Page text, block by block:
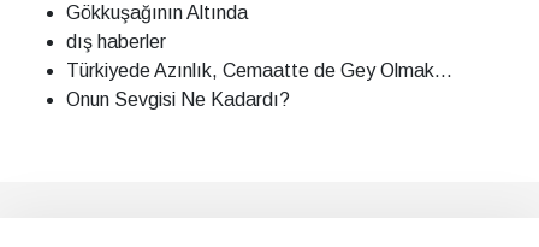
Gökkuşağının Altında
dış haberler
Türkiyede Azınlık, Cemaatte de Gey Olmak...
Onun Sevgisi Ne Kadardı?